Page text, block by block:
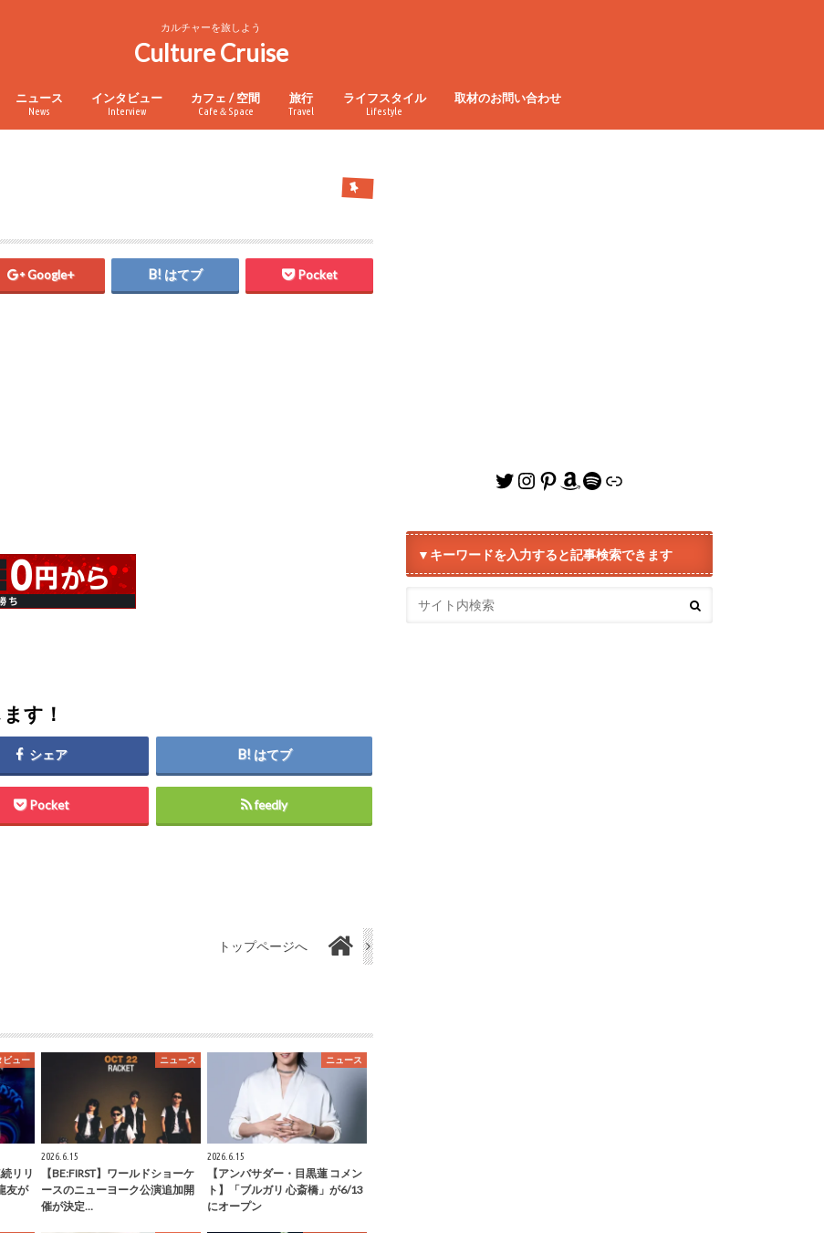
カルチャーを旅しよう
Culture Cruise
ニュース
News
インタビュー
Interview
カフェ / 空間
Cafe＆Space
旅行
Travel
ライフスタイル
Lifestyle
取材のお問い合わせ
Google+ はてブ Pocket
す！
シェア はてブ
Pocket feedly
トップページへ
ビュー
リリ
友が
ニュース
2026.6.15
【BE:FIRST】ワールドショーケ
ースのニューヨーク公演追加開
催が決定…
ニュース
2026.6.15
【アンバサダー・目黒蓮 コメン
ト】「ブルガリ 心斎橋」が6/13
にオープン
Twitter
Instagram
Pinterest
Amazon
Spotify
リンク
▼キーワードを入力すると記事検索できます